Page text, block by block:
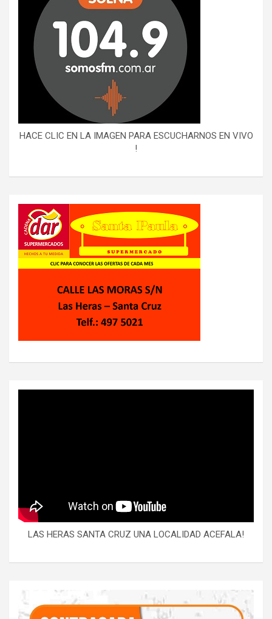
HACE CLIC EN LA IMAGEN PARA ESCUCHARNOS EN VIVO
!
LAS HERAS SANTA CRUZ UNA LOCALIDAD ACEFALA!